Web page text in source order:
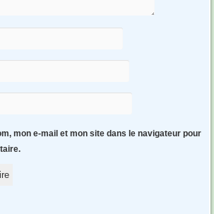
mon e-mail et mon site dans le navigateur pour